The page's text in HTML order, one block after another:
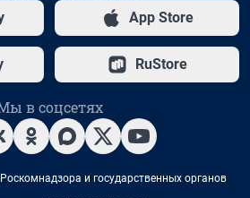
App Store
RuStore
в соцсетях
и государственных органов